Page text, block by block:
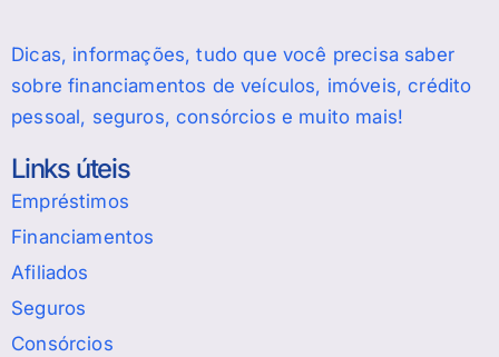
Dicas, informações, tudo que você precisa saber
sobre financiamentos de veículos, imóveis, crédito
pessoal, seguros, consórcios e muito mais!
Links úteis
Empréstimos
Financiamentos
Afiliados
Seguros
Consórcios